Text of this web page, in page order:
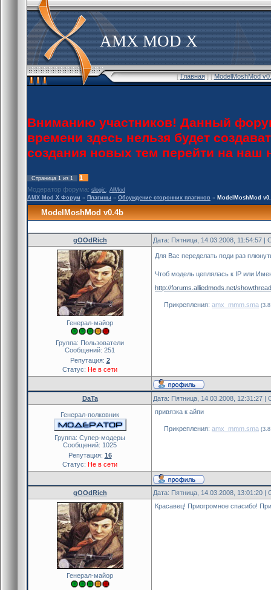
AMX MOD X
[Главная] [ModelMoshMod
Вниманию участников! Данный
времени здесь нельзя будет
создания новых тем перейти на
Страница 1 из 1
1
Модератор форума: slogic
AlMod
AMX Mod X Форум » Плагины » Обсуждение сторонних плагинов » ModelMoshMod
ModelMoshMod v0.4b
gOOdRich Дата: Пятница, 14.03.2008, 11:54:57
Генерал-майор
Группа: Пользователи
Сообщений: 251
Репутация: 2
Статус: Не в сети
Для Вас переделать поди раз
Чтоб модель цеплялась к IP или
http://forums.alliedmods.net/
Прикрепления: amx_mmm.sma
DaTa Дата: Пятница, 14.03.2008, 12:31:27
Генерал-полковник
Группа: Cупер-модеры
Сообщений: 1025
Репутация: 16
Статус: Не в сети
привязка к айпи
Прикрепления: amx_mmm.sma
gOOdRich Дата: Пятница, 14.03.2008, 13:01:20
Генерал-майор
Красавец! Приогромное спасибо!